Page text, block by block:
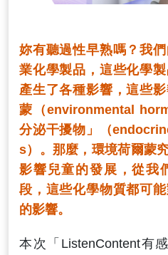
妳有聽過性早熟嗎？我
業化學製品，這些化學
產生了各種影響，這些
蒙（environmental
分泌干擾物」（
s）。那麼，環境荷爾蒙
影響兒童的發展，從我
段，這些化學物質都可
的影響。
本次「ListenContent有